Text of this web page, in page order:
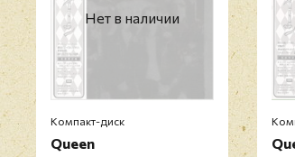
Нет в наличии
Компакт-диск
Queen